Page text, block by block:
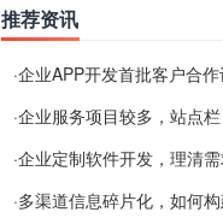
推荐资讯
·企业APP开发首批客户合
·企业服务项目较多，站点栏目布局规
·企业定制软件开发，理清需求才能提升数
·多渠道信息碎片化，如何构建适配 AI 检索